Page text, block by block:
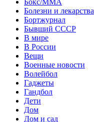
Бокс/MMA
Болезни и лекарства
Бортжурнал
Бывший СССР
В мире
В России
Вещи
Военные новости
Волейбол
Гаджеты
Гандбол
Дети
Дом
Дом и сад